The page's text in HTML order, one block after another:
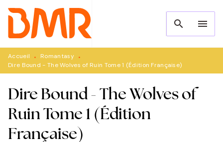
MENU RECHERCHE
PIED DE PAGE
search menu
Accueil • Romantasy •
Dire Bound - The Wolves of Ruin Tome 1 (Édition Française)
Dire Bound - The Wolves of
Ruin Tome 1 (Édition
Française)